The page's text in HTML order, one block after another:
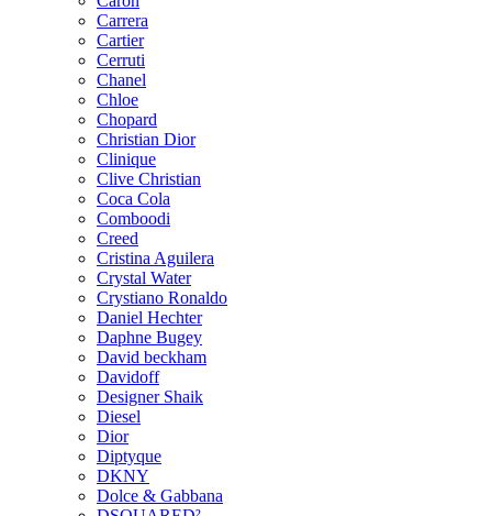
Carrera
Cartier
Cerruti
Chanel
Chloe
Chopard
Christian Dior
Clinique
Clive Christian
Coca Cola
Comboodi
Creed
Cristina Aguilera
Crystal Water
Crystiano Ronaldo
Daniel Hechter
Daphne Bugey
David beckham
Davidoff
Designer Shaik
Diesel
Dior
Diptyque
DKNY
Dolce & Gabbana